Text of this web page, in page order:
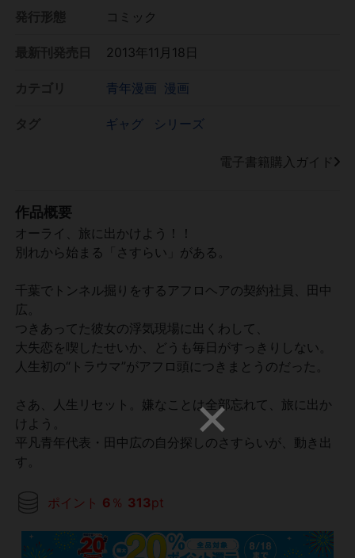
コミック
2013年11月18日
青年漫画 漫画
ギャグ シリーズ
電子書籍購入ガイド
作品概要
オーライ、旅に出かけよう！！
別れから始まる「さすらい」がある。
千葉でトンネル掘りをするアフロヘアの契約社員、田中
広。
つきあってた彼女の浮気現場に出くわして、
大失恋を喫したせいか、どうも毎日がすっきりしない。
人生初の“トラウマ”がアフロ頭につきまとうのだった。
さあ、人生リセット。嫌なことは全部忘れて、旅に出か
けよう。
平凡青年代表・田中広の自分探しのさすらいが、動き出
す。
ポイント 6 ％ 313pt